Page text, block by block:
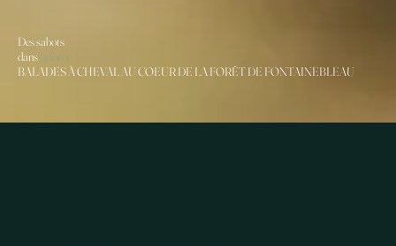
Des sabots
dansla forêt
BALADES À CHEVAL AU COEUR DE LA FORÊT DE FONTAINEBLEAU